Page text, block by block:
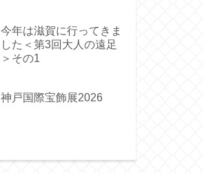
今年は滋賀に行ってきま
した＜第3回大人の遠足
＞その1
神戸国際宝飾展2026